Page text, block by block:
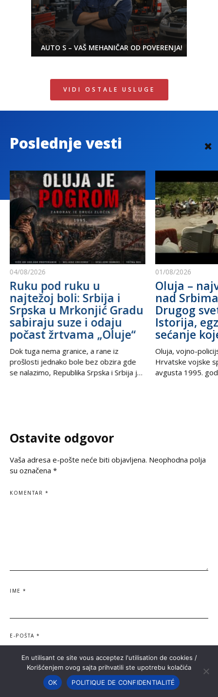
AUTO S – VAŠ MEHANIČAR OD POVERENJA!
VIDI OSTALE USLUGE
Poslednje vesti
04/08/2026
Ruku pod ruku u
najtežoj boli: Srbija i
Srpska u Mrkonjić Gradu
sabiraju suze i odaju
počast žrtvama „Oluje“
Dok tuga nema granice, a rane iz
prošlosti jednako bole bez obzira gde
se nalazimo, Republika Srpska i Srbija još
suze, nesalomivo jedinstvo dva krila
01/08/2026
Oluja –
nad
Drugog
Istorija,
sećanje
Oluja, vojno-
Hrvatske vojske
avgusta 1995.
datum
Ostavite odgovor
Vaša adresa e-pošte neće biti objavljena. Neophodna polja
su označena *
KOMENTAR *
IME *
E-POŠTA *
En utilisant ce site vous acceptez l'utilisation de cookies /
Korišćenjem ovog sajta prihvatili ste upotrebu kolačića
OK
POLITIQUE DE CONFIDENTIALITÉ